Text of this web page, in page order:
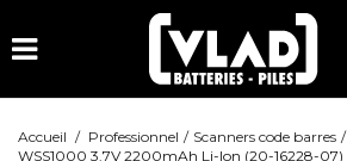
Accueil / Professionnel / Scanners code barres /
WSS1000 3.7V 2200mAh Li-Ion (20-16228-07)